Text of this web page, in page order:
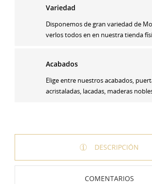
Variedad
Disponemos de gran variedad de
verlos todos en en nuestra tienda
Acabados
Elige entre nuestros acabados,
acristaladas, lacadas, maderas
DESCRIPCIÓN
COMENTARIOS